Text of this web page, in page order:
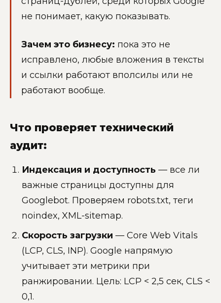
не понимает, какую показывать.
Зачем это бизнесу: пока это не
исправлено, любые вложения в тексты
и ссылки работают вполсилы или не
работают вообще.
Что проверяет технический
аудит:
Индексация и доступность — все ли
важные страницы доступны для
Googlebot. Проверяем robots.txt, теги
noindex, XML-sitemap.
Скорость загрузки — Core Web Vitals
(LCP, CLS, INP). Google напрямую
учитывает эти метрики при
ранжировании. Цель: LCP < 2,5 сек, CLS <
0,1.